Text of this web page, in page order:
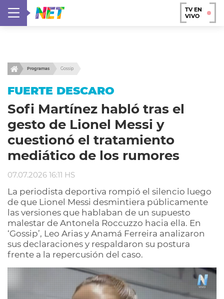
TV EN
VIVO
Programas Gossip
FUERTE DESCARO
Sofi Martínez habló tras el
gesto de Lionel Messi y
cuestionó el tratamiento
mediático de los rumores
07.07.2026 16:11 HS
La periodista deportiva rompió el silencio luego
de que Lionel Messi desmintiera públicamente
las versiones que hablaban de un supuesto
malestar de Antonela Roccuzzo hacia ella. En
‘Gossip’, Leo Arias y Anamá Ferreira analizaron
sus declaraciones y respaldaron su postura
frente a la repercusión del caso.